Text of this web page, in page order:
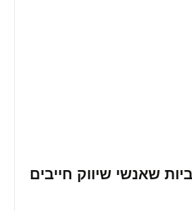
שיווק חייבים